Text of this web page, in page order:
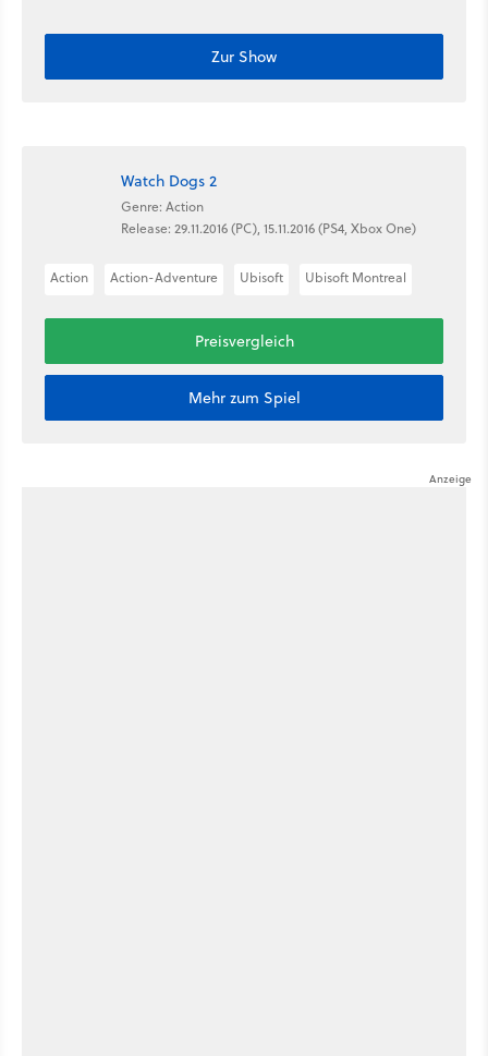
Zur Show
Watch Dogs 2
Genre: Action
Release: 29.11.2016 (PC), 15.11.2016 (PS4, Xbox One)
Action Action-Adventure Ubisoft Ubisoft Montreal
Preisvergleich
Mehr zum Spiel